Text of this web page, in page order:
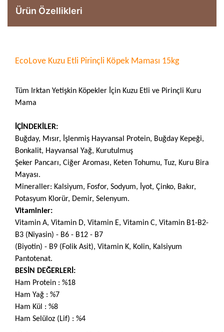
Ürün Özellikleri
EcoLove Kuzu Etli Pirinçli Köpek Maması 15kg
Tüm Irktan Yetişkin Köpekler İçin Kuzu Etli ve Pirinçli Kuru
Mama
İÇİNDEKİLER:
Buğday, Mısır, İşlenmiş Hayvansal Protein, Buğday Kepeği,
Bonkalit, Hayvansal Yağ, Kurutulmuş
Şeker Pancarı, Ciğer Aroması, Keten Tohumu, Tuz, Kuru Bira
Mayası.
Mineraller: Kalsiyum, Fosfor, Sodyum, İyot, Çinko, Bakır,
Potasyum Klorür, Demir, Selenyum.
Vitaminler:
Vitamin A, Vitamin D, Vitamin E, Vitamin C, Vitamin B1-B2-
B3 (Niyasin) - B6 - B12 - B7
(Biyotin) - B9 (Folik Asit), Vitamin K, Kolin, Kalsiyum
Pantotenat.
BESİN DEĞERLERİ:
Ham Protein : %18
Ham Yağ : %7
Ham Kül : %8
Ham Selüloz (Lif) : %4